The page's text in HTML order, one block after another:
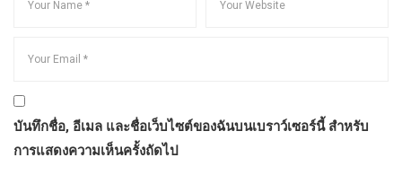
บันทึกชื่อ, อีเมล และชื่อเว็บไซต์ของฉันบนเบราว์เซอร์นี้ สำหรับ
การแสดงความเห็นครั้งถัดไป